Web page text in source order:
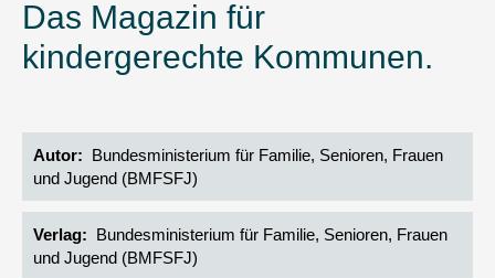
Das Magazin für
kindergerechte Kommunen.
Autor
Bundesministerium für Familie, Senioren, Frauen
und Jugend (BMFSFJ)
Verlag
Bundesministerium für Familie, Senioren, Frauen
und Jugend (BMFSFJ)